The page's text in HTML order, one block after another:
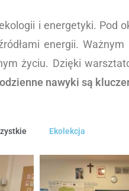
i energetyki. Pod
energii.
życiu. Dzięki
nawyki są
Ekolekcja